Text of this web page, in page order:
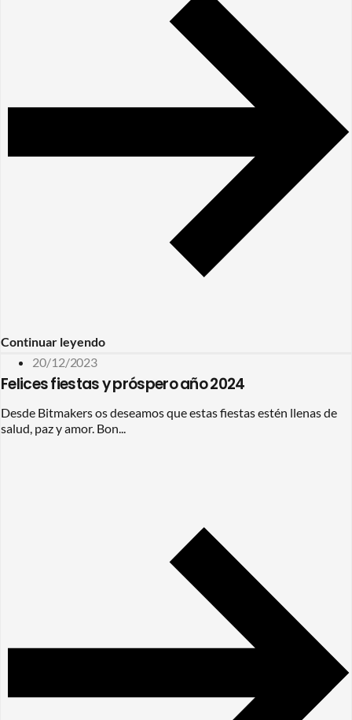
Continuar leyendo
20/12/2023
Felices fiestas y próspero año 2024
Desde Bitmakers os deseamos que estas fiestas estén llenas de
salud, paz y amor. Bon...